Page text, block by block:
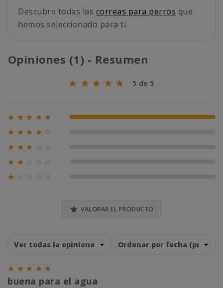
Descubre todas las correas para perros que
hemos seleccionado para ti.
Opiniones (1) - Resumen
5 de 5
     100% (1)
   
  
 

 VALORAR EL PRODUCTO
    
buena para el agua